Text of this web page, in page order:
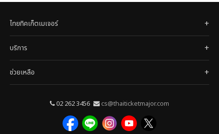
ไทยทิคเก็ตเมเจอร์
บริการ
ช่วยเหลือ
02 262 3456 cs@thaiticketmajor.com